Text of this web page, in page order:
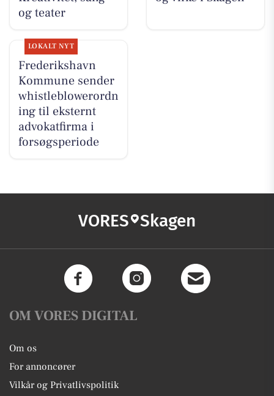
og teater
LOKALT NYT
Frederikshavn
Kommune sender
whistleblowerordn
ing til eksternt
advokatfirma i
forsøgsperiode
VORES Skagen
OM VORES DIGITAL
Om os
For annoncører
Vilkår og Privatlivspolitik